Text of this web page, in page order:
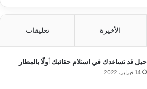
الأخيرة تعليقات
حيل قد تساعدك في استلام حقائبك أولًا بالمطار
14 فبراير، 2022